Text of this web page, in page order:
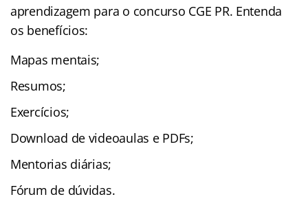
aprendizagem para o concurso CGE PR. Entenda
os benefícios:
Mapas mentais;
Resumos;
Exercícios;
Download de videoaulas e PDFs;
Mentorias diárias;
Fórum de dúvidas.